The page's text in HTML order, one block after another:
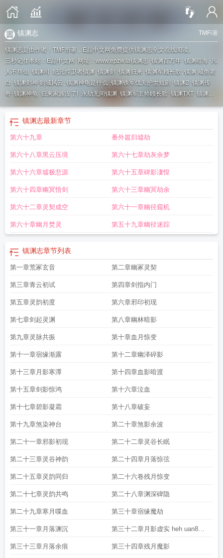
TMF/著
镇渊志
镇渊志是由作者：TMF所著，E品中文网免费提供镇渊志全文在线阅读。
三秒记住本站：E品中文网 网址：www.epzw.la镇渊志 镇渊百万年 镇渊暗海 凡
人不拜仙 镇渊司 纪元捍卫者镇渊 镇渊剑 镇渊归来 镇渊军顾长歌 镇渊 咸鱼老
白镇渊剑神 剑域风云 镇渊神龟是什么镇渊铁军伐天护世短剧镇渊2镇渊传
奇 镇渊神龟 归来家族没了! 永劫无间镇渊 镇渊军主帅顾长歌 镇渊TXT 镇渊铁
镇渊志最新章节
第六十九章 番外篇归墟劫
第六十八章黑云压境 第六十七章劫灰余梦
第六十六章墟极悲源 第六十五章碑影凄惶
第六十四章幽冥悟剑 第六十三章幽冥劫余
第六十二章灵契成空 第六十一章幽径窥机
第六十章幽月焚灵 第五十九章幽径迷踪
镇渊志章节列表
第一章荒冢玄音 第二章幽冢灵契
第三章青云初试 第四章剑指内门
第五章灵韵初度 第六章邪印初现
第七章剑起灵渊 第八章幽林暗影
第九章灵脉共振 第十章血月惊变
第十一章宿缘渐露 第十二章幽泽碎影
第十三章月影寒潭 第十四章血影暗渡
第十五章剑影惊鸿 第十六章泣血
第十七章碧影凝霜 第十八章破妄
第十九章煞染神台 第二十章煞影余波
第二十一章邪影初现 第二十二章灵谷长眠
第二十三章灵谷神韵 第二十四章月落惊弦
第二十五章灵韵同归 第二十六卷残月惊变
第二十七章灵韵共鸣 第二十八章渊深碑隐
第二十九章寒月喋血 第三十章宿缘魔劫
第三十一章月落渊沉 第三十二章月影虚实 heh uan8点c
哦
第三十三章月落余痕 第三十四章残月魔影